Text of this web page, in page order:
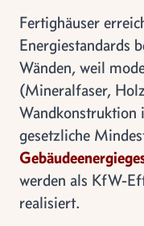
Fertighäuser
Energiestandards
Wänden, weil
(Mineralfaser,
Wandkonstruktion
gesetzliche
werden als KfW-
realisiert.